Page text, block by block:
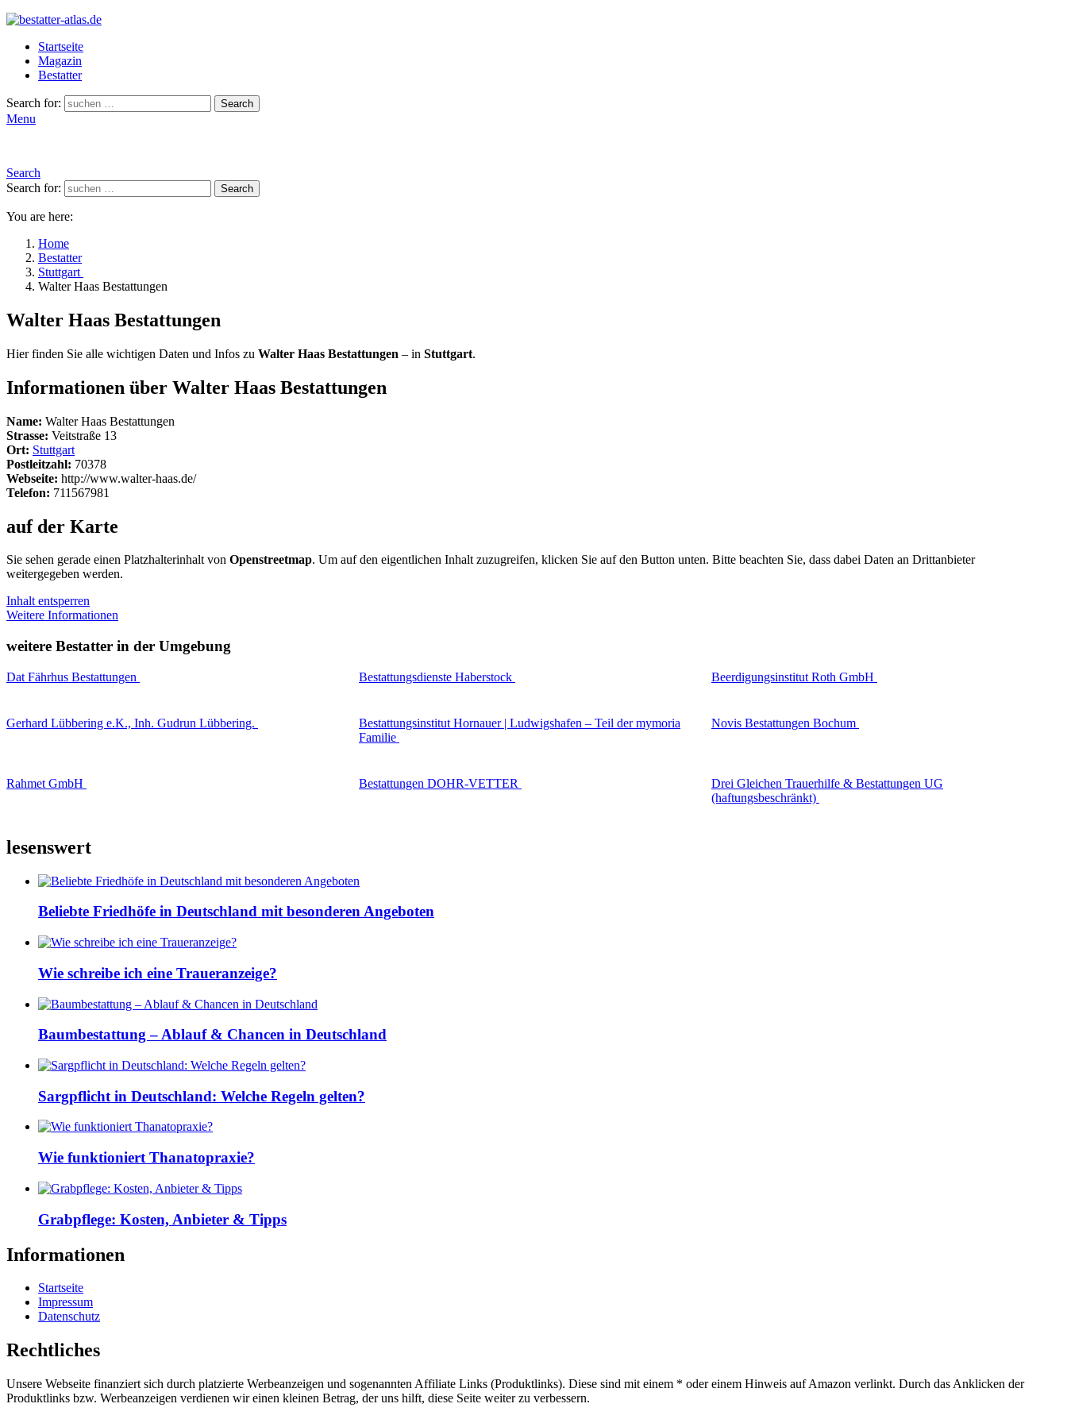
Startseite
Magazin
Bestatter
Search for: Search
Menu
Search
Search for:
Search
You are here:
Home
Bestatter
Stuttgart
Walter Haas Bestattungen
Walter Haas Bestattungen
Hier finden Sie alle wichtigen Daten und Infos zu Walter Haas Bestattungen – in Stuttgart.
Informationen über Walter Haas Bestattungen
Name: Walter Haas Bestattungen
Strasse: Veitstraße 13
Ort: Stuttgart
Postleitzahl: 70378
Webseite: http://www.walter-haas.de/
Telefon: 711567981
auf der Karte
Sie sehen gerade einen Platzhalterinhalt von Openstreetmap. Um auf den eigentlichen Inhalt zuzugreifen, klicken Sie auf den Button unten. Bitte beachten Sie, dass dabei Daten an Drittanbieter
weitergegeben werden.
Inhalt entsperren
Weitere Informationen
weitere Bestatter in der Umgebung
Dat Fährhus Bestattungen Bestattungsdienste Haberstock Beerdigungsinstitut Roth GmbH
Gerhard Lübbering e.K., Inh. Gudrun Lübbering.
Bestattungsinstitut Hornauer | Ludwigshafen – Teil der mymoria
Familie
Novis Bestattungen Bochum
Rahmet GmbH Bestattungen DOHR-VETTER
Drei Gleichen Trauerhilfe & Bestattungen UG
(haftungsbeschränkt)
lesenswert
Beliebte Friedhöfe in Deutschland mit besonderen Angeboten
Wie schreibe ich eine Traueranzeige?
Baumbestattung – Ablauf & Chancen in Deutschland
Sargpflicht in Deutschland: Welche Regeln gelten?
Wie funktioniert Thanatopraxie?
Grabpflege: Kosten, Anbieter & Tipps
Informationen
Startseite
Impressum
Datenschutz
Rechtliches
Unsere Webseite finanziert sich durch platzierte Werbeanzeigen und sogenannten Affiliate Links (Produktlinks). Diese sind mit einem * oder einem Hinweis auf Amazon verlinkt. Durch das Anklicken der
Produktlinks bzw. Werbeanzeigen verdienen wir einen kleinen Betrag, der uns hilft, diese Seite weiter zu verbessern.